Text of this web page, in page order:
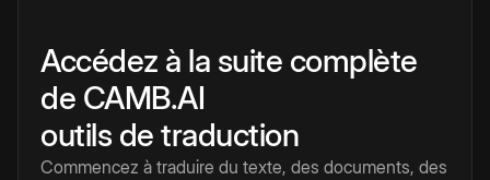
Accédez à la suite complète
de CAMB.AI
outils de traduction
Commencez à traduire du texte, des documents, des